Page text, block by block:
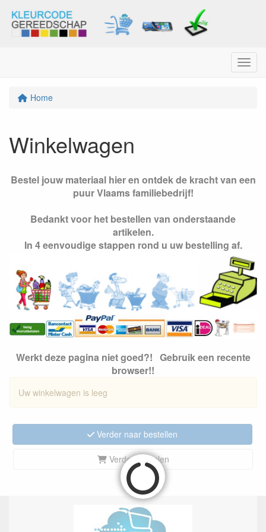
Menu
Home
Winkelwagen
Bestel jouw materiaal hier en ontdek de kracht van een
puur Vlaams familiebedrijf!
Bedankt voor het bestellen van onderstaande
artikelen.
In 4 eenvoudige stappen rond u uw bestelling af.
Werkt deze pagina niet goed?! Gebruik een recente
browser!!
Uw winkelwagen is leeg
Verder winkelen
Verder naar bestellen